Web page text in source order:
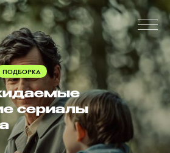
ПОДБОРКА
сериалы